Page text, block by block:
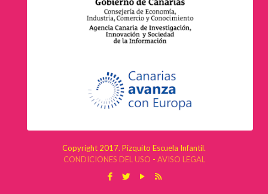
Copyright 2017. Pizquito Escuela Infantil.
CONDICIONES DEL USO - AVISO LEGAL